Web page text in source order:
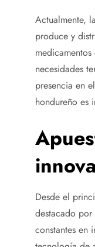
Actualmente,
produce y
necesidades
presencia en
hondureño es
Desde el
destacado
constantes en